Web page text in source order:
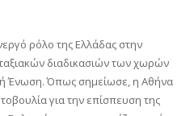
ρόλο της Ελλάδας στην
διαδικασιών των χωρών
Ένωση. Όπως σημείωσε, η Αθήνα
για την επίσπευση της